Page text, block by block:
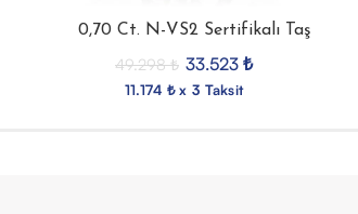
0,70 Ct. N-VS2 Sertifikalı Taş
49.298₺ 33.523 ₺
11.174 ₺ x 3 Taksit